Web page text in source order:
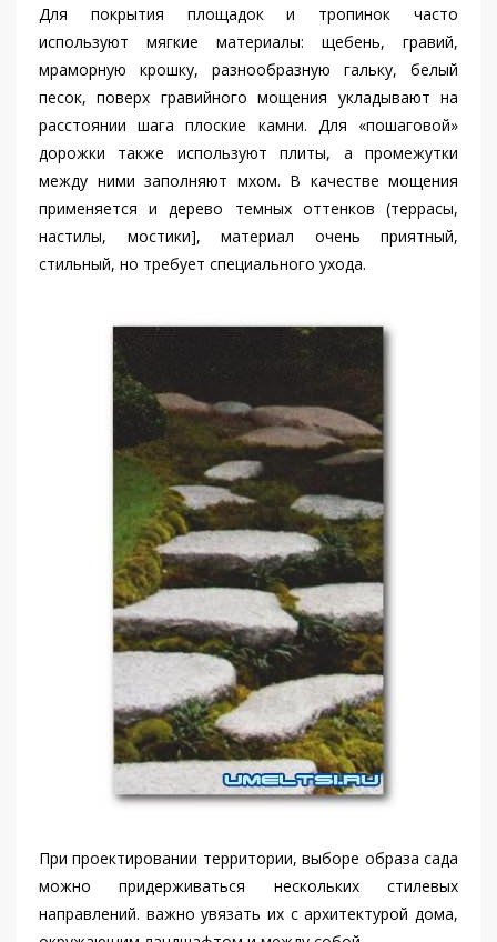
Для покрытия площадок и тропинок часто
используют мягкие материалы: щебень, гравий,
мраморную крошку, разнообразную гальку, белый
песок, поверх гравийного мощения укладывают на
расстоянии шага плоские камни. Для «пошаговой»
дорожки также используют плиты, а промежутки
между ними заполняют мхом. В качестве мощения
применяется и дерево темных оттенков (террасы,
настилы, мостики], материал очень приятный,
стильный, но требует специального ухода.
При проектировании территории, выборе образа сада
можно придерживаться нескольких стилевых
направлений. важно увязать их с архитектурой дома,